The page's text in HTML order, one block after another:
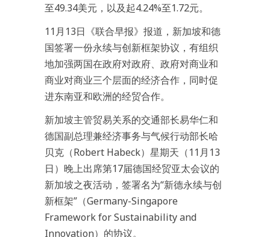
至49.34美元，以及起4.24%至1.72元。
11月13日《联合早报》报道，新加坡和德
国签署一份永续与创新框架协议，有组织
地加强两国在政府对政府、政府对商业和
商业对商业三个层面的经济合作，同时促
进东南亚和欧洲的经贸合作。
新加坡主管贸易关系的交通部长易华仁和
德国副总理兼经济事务与气候行动部长哈
贝克（Robert Habeck）星期天（11月13
日）晚上出席第17届德国经贸亚太会议的
新加坡之夜活动，签署名为“新德永续与创
新框架”（Germany-Singapore
Framework for Sustainability and
Innovation）的协议。